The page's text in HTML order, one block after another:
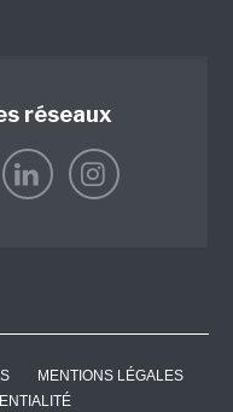
réseaux
MENTIONS LÉGALES